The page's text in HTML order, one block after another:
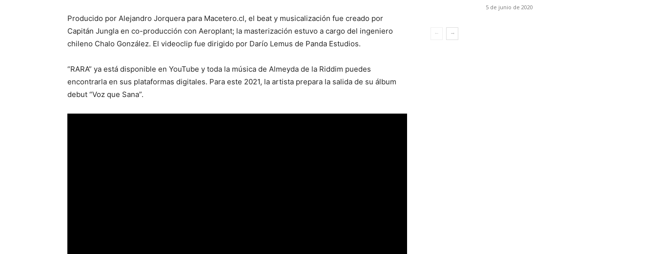
Producido por Alejandro Jorquera para Macetero.cl, el beat y musicalización fue creado por
Capitán Jungla en co-producción con Aeroplant; la masterización estuvo a cargo del ingeniero
chileno Chalo González. El videoclip fue dirigido por Darío Lemus de Panda Estudios.
“RARA” ya está disponible en YouTube y toda la música de Almeyda de la Riddim puedes
encontrarla en sus plataformas digitales. Para este 2021, la artista prepara la salida de su álbum
debut “Voz que Sana”.
5 de junio de 2020